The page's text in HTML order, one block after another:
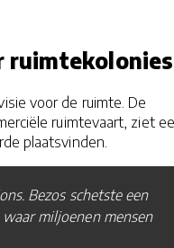
ruimtekolonies
voor de ruimte. De
ruimtevaart, ziet
plaatsvinden.
Bezos schetste een
miljoenen mensen